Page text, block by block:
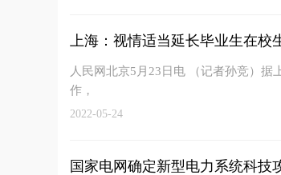
上海：视情适当延长毕业生在校
人民网北京5月23日电 （记者孙竞）
作，
2022-05-24
国家电网确定新型电力系统科技